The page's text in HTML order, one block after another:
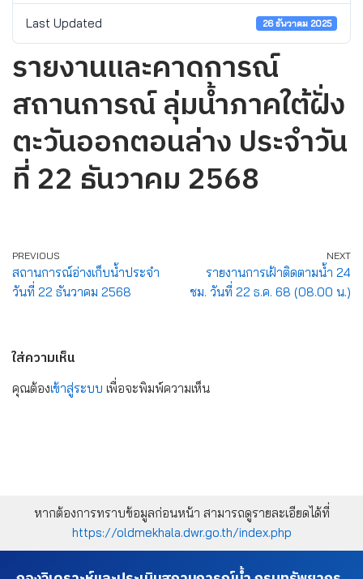
Last Updated 26 ธันวาคม 2025
รายงานและคาดการณ์
สถานการณ์ ลุ่มน้ำภาคใต้ฝั่ง
ตะวันออกตอนล่าง ประจำวัน
ที่ 22 ธันวาคม 2568
PREVIOUS
สถานการณ์อ่างเก็บน้ำประจำ
วันที่ 22 ธันวาคม 2568
NEXT
รายงานการเฝ้าติดตามน้ำ 24
ชม. วันที่ 22 ธ.ค. 68 (08.00 น.)
ใส่ความเห็น
คุณต้องเข้าสู่ระบบ เพื่อจะพิมพ์ความเห็น
หากต้องการทราบข้อมูลก่อนหน้า สามารถดูรายละเอียดได้ที่
https://oldmekhala.dwr.go.th/index.php